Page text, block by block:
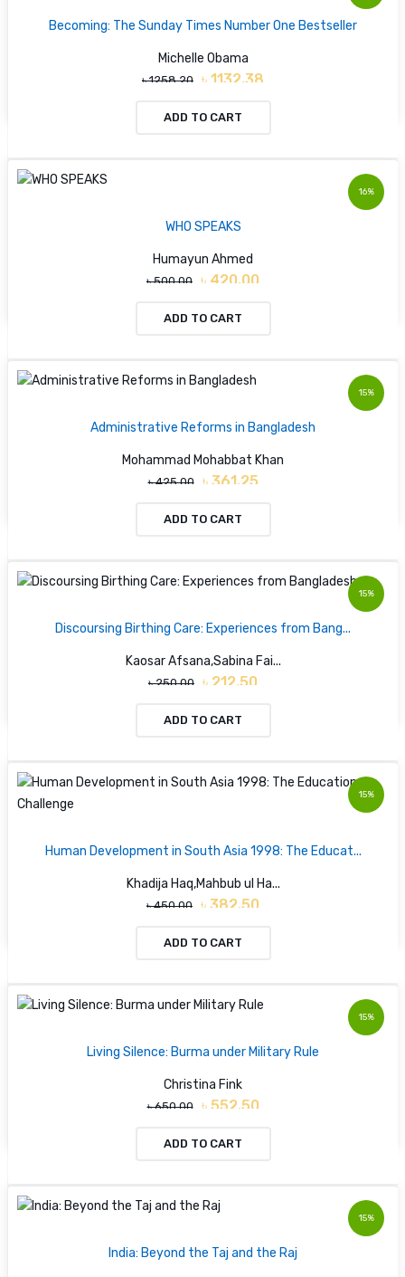
Becoming: The Sunday Times Number One Bestseller
Michelle Obama
৳ 1258.20 ৳ 1132.38
ADD TO CART
16%
WHO SPEAKS
Humayun Ahmed
৳ 500.00 ৳ 420.00
ADD TO CART
15%
Administrative Reforms in Bangladesh
Mohammad Mohabbat Khan
৳ 425.00 ৳ 361.25
ADD TO CART
15%
Discoursing Birthing Care: Experiences from Bang...
Kaosar Afsana,Sabina Fai...
৳ 250.00 ৳ 212.50
ADD TO CART
15%
Human Development in South Asia 1998: The Educat...
Khadija Haq,Mahbub ul Ha...
৳ 450.00 ৳ 382.50
ADD TO CART
15%
Living Silence: Burma under Military Rule
Christina Fink
৳ 650.00 ৳ 552.50
ADD TO CART
15%
India: Beyond the Taj and the Raj